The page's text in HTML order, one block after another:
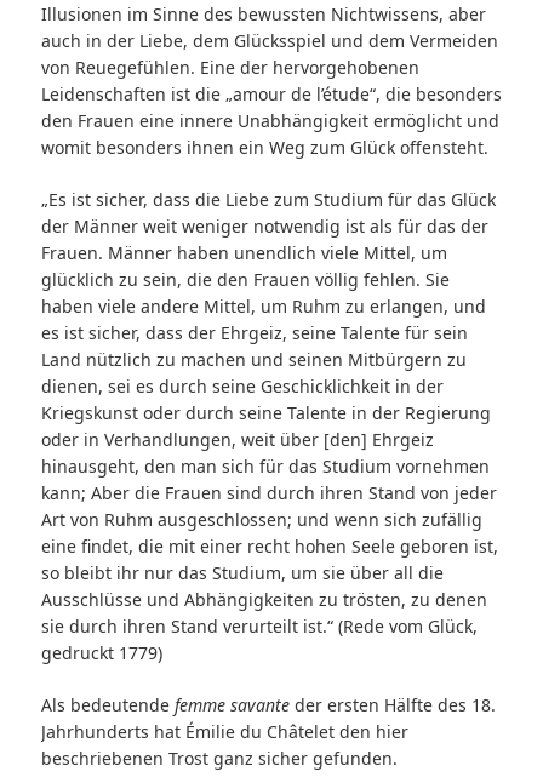
Illusionen im Sinne des bewussten Nichtwissens, aber
auch in der Liebe, dem Glücksspiel und dem Vermeiden
von Reuegefühlen. Eine der hervorgehobenen
Leidenschaften ist die „amour de l’étude“, die besonders
den Frauen eine innere Unabhängigkeit ermöglicht und
womit besonders ihnen ein Weg zum Glück offensteht.
„Es ist sicher, dass die Liebe zum Studium für das Glück
der Männer weit weniger notwendig ist als für das der
Frauen. Männer haben unendlich viele Mittel, um
glücklich zu sein, die den Frauen völlig fehlen. Sie
haben viele andere Mittel, um Ruhm zu erlangen, und
es ist sicher, dass der Ehrgeiz, seine Talente für sein
Land nützlich zu machen und seinen Mitbürgern zu
dienen, sei es durch seine Geschicklichkeit in der
Kriegskunst oder durch seine Talente in der Regierung
oder in Verhandlungen, weit über [den] Ehrgeiz
hinausgeht, den man sich für das Studium vornehmen
kann; Aber die Frauen sind durch ihren Stand von jeder
Art von Ruhm ausgeschlossen; und wenn sich zufällig
eine findet, die mit einer recht hohen Seele geboren ist,
so bleibt ihr nur das Studium, um sie über all die
Ausschlüsse und Abhängigkeiten zu trösten, zu denen
sie durch ihren Stand verurteilt ist.“ (Rede vom Glück,
gedruckt 1779)
Als bedeutende femme savanteder ersten Hälfte des 18.
Jahrhunderts hat Émilie du Châtelet den hier
beschriebenen Trost ganz sicher gefunden.